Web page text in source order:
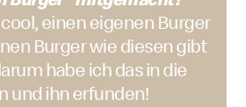
einen eigenen Burger
Burger wie diesen gibt
habe ich das in die
und ihn erfunden!